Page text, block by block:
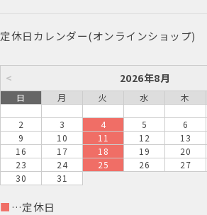
定休日カレンダー(オンラインショップ)
< 2026年8月
日 月 火 水 木
2
3 4 5 6
9
10 11 12 13
16
17 18 19 20
23
24 25 26 27
30
31
■ …定休日